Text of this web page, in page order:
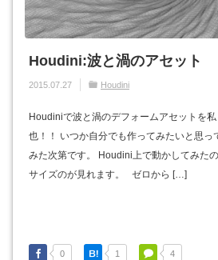
Houdini:波と渦のアセット
2015.07.27 Houdini
Houdiniで波と渦のデフォームアセットを
也！！ いつか自分でも作ってみたいと思っ
みた次第です。 Houdini上で動かしてみた
サイズのが見れます。 ゼロから […]
0 1 4